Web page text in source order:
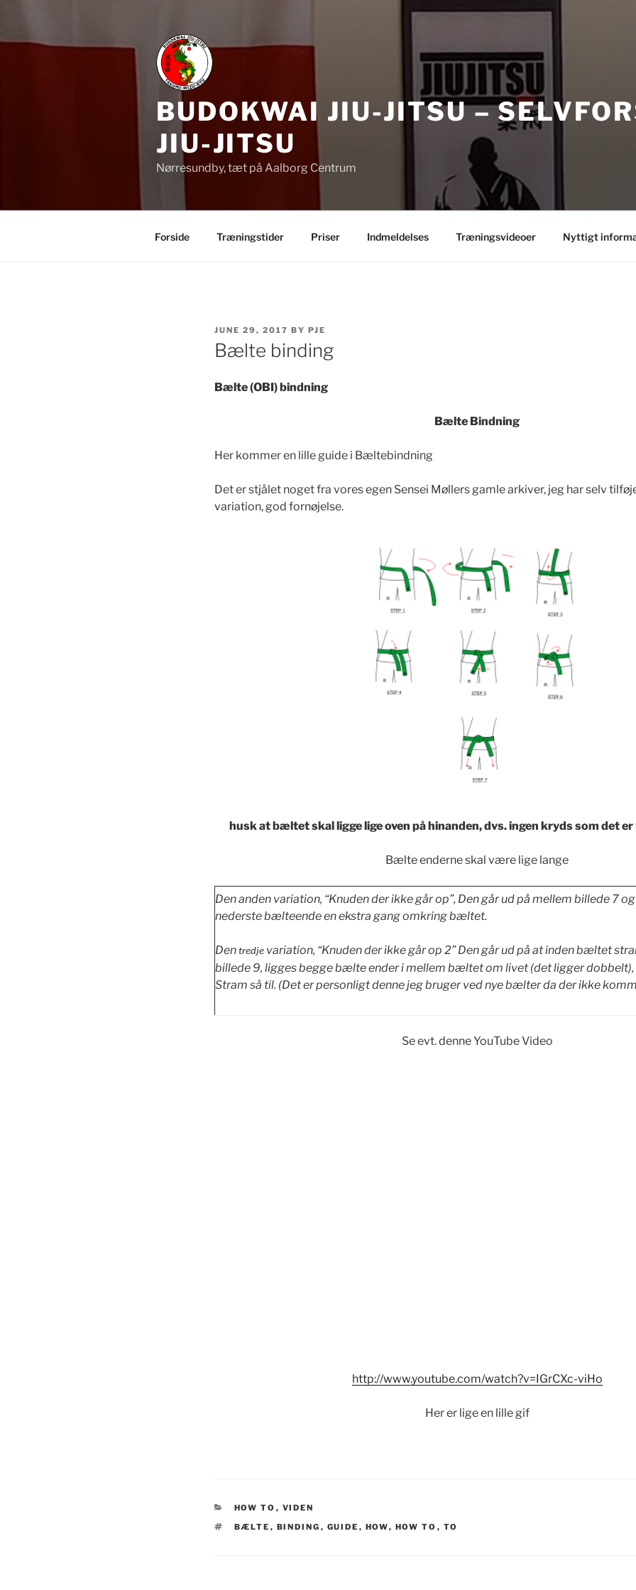
content
BUDOKWAI JIU-JITSU –
JIU-JITSU
Nørresundby, tæt på Aalborg Centrum
Forside Træningstider Priser Indmeldelses Træningsvideoer Nyttigt
POSTED
ON
JUNE 29, 2017 BY PJE
Bælte binding
Bælte (OBI) bindning
Bælte Bindning
Her kommer en lille guide i Bæltebindning
Det er stjålet noget fra vores egen Sensei Møllers gamle arkiver, jeg har selv
variation, god fornøjelse.
husk at bæltet skal ligge lige oven på hinanden, dvs. ingen kryds som det er
Bælte enderne skal være lige lange
Den anden variation, “Knuden der ikke går op”, Den går ud på mellem billede 7
nederste bælteende en ekstra gang omkring bæltet.
Den tredje variation, “Knuden der ikke går op 2” Den går ud på at inden bæltet
billede 9, ligges begge bælte ender i mellem bæltet om livet (det ligger dobbelt),
Stram så til. (Det er personligt denne jeg bruger ved nye bælter da der ikke
Se evt. denne YouTube Video
http://www.youtube.com/watch?v=IGrCXc-viHo
Her er lige en lille gif
CATEGORIES
HOW TO , VIDEN
TAGS
BÆLTE , BINDING , GUIDE , HOW, HOW TO , TO